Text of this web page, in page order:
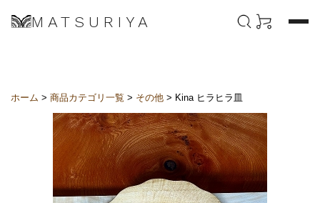
MATSURIYA
ホーム > 商品カテゴリ一覧 > その他 > Kina ヒラヒラ皿